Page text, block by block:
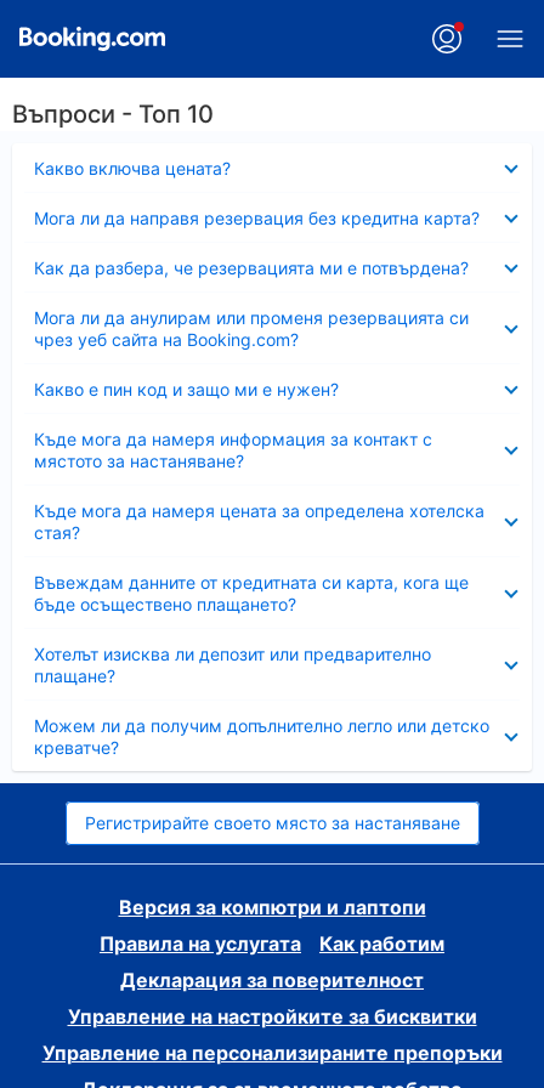
Въпроси - Топ 10
Какво включва цената?
Мога ли да направя резервация без кредитна карта?
Как да разбера, че резервацията ми е потвърдена?
Мога ли да анулирам или променя резервацията си
чрез уеб сайта на Booking.com?
Какво е пин код и защо ми е нужен?
Къде мога да намеря информация за контакт с
мястото за настаняване?
Къде мога да намеря цената за определена хотелска
стая?
Въвеждам данните от кредитната си карта, кога ще
бъде осъществено плащането?
Хотелът изисква ли депозит или предварително
плащане?
Можем ли да получим допълнително легло или детско
креватче?
Регистрирайте своето място за настаняване
Версия за компютри и лаптопи
Правила на услугата
Как работим
Декларация за поверителност
Управление на настройките за бисквитки
Управление на персонализираните препоръки